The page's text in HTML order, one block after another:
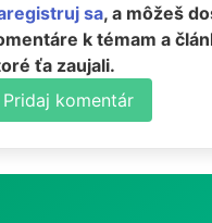
sa, a môžeš
k témam a
ťa zaujali.
Pridaj komentár